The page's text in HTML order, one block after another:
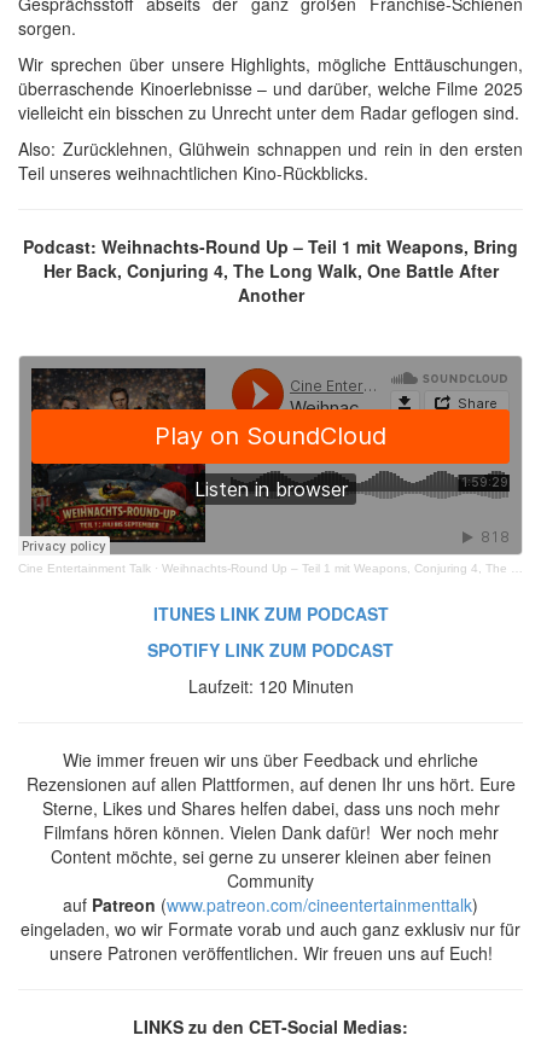
sorgen.
Wir sprechen über unsere Highlights, mögliche Enttäuschungen,
überraschende Kinoerlebnisse – und darüber, welche Filme 2025
vielleicht ein bisschen zu Unrecht unter dem Radar geflogen sind.
Also: Zurücklehnen, Glühwein schnappen und rein in den ersten
Teil unseres weihnachtlichen Kino-Rückblicks.
Podcast: Weihnachts-Round Up – Teil 1 mit Weapons, Bring
Her Back, Conjuring 4, The Long Walk, One Battle After
Another
Cine Entertainment Talk · Weihnachts-Round Up – Teil 1 mit Weapons, Conjuring 4, The Long Walk, One Battle After Another
ITUNES LINK ZUM PODCAST
SPOTIFY LINK ZUM PODCAST
Laufzeit: 120 Minuten
Wie immer freuen wir uns über Feedback und ehrliche
Rezensionen auf allen Plattformen, auf denen Ihr uns hört. Eure
Sterne, Likes und Shares helfen dabei, dass uns noch mehr
Filmfans hören können. Vielen Dank dafür! Wer noch mehr
Content möchte, sei gerne zu unserer kleinen aber feinen
Community
auf Patreon (www.patreon.com/cineentertainmenttalk)
eingeladen, wo wir Formate vorab und auch ganz exklusiv nur für
unsere Patronen veröffentlichen. Wir freuen uns auf Euch!
LINKS zu den CET-Social Medias: